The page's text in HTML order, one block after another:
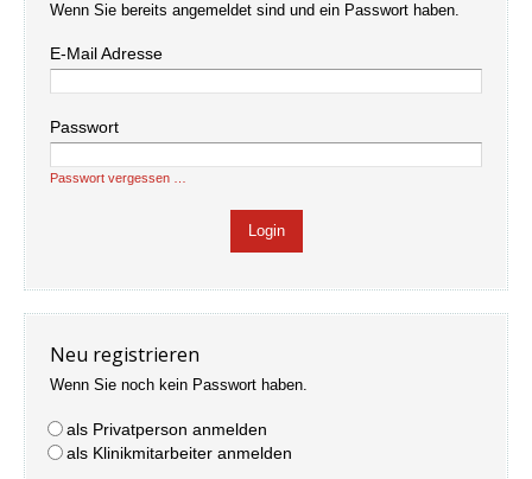
Wenn Sie bereits angemeldet sind und ein Passwort haben.
E-Mail Adresse
Passwort
Passwort vergessen …
Neu registrieren
Wenn Sie noch kein Passwort haben.
als Privatperson anmelden
als Klinikmitarbeiter anmelden